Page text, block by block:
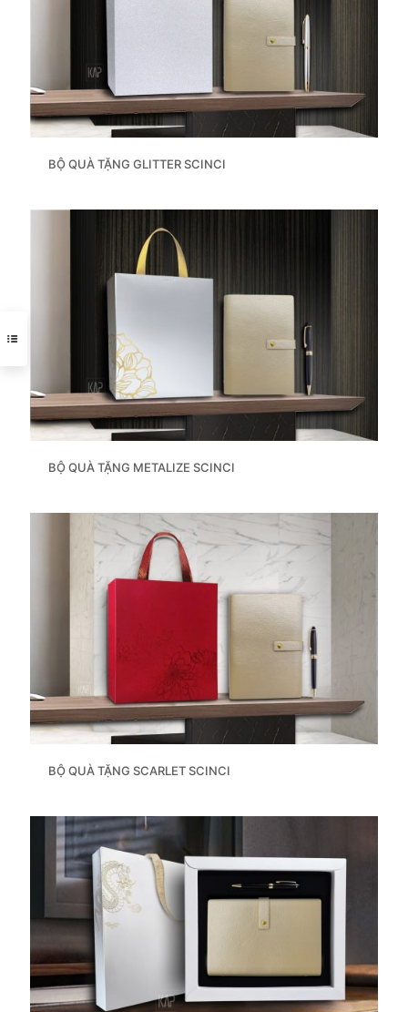
BỘ QUÀ TẶNG GLITTER SCINCI
BỘ QUÀ TẶNG METALIZE SCINCI
BỘ QUÀ TẶNG SCARLET SCINCI